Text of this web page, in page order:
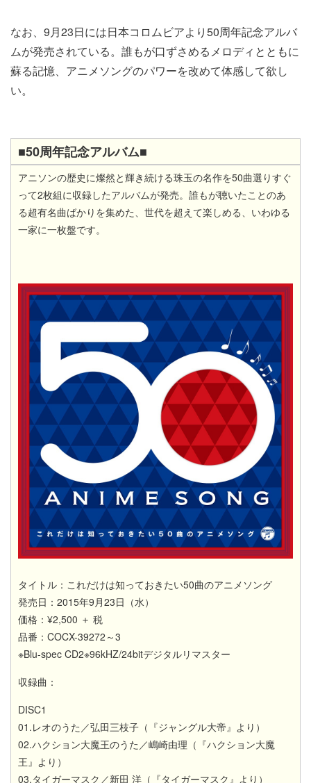
なお、​9月23日には日本コロムビアより​50周年記念アルバ
ムが発売されている。​誰もが口ずさめるメロディとともに
蘇る記憶、アニメソングのパワーを改めて体感して欲し
い。
■50周年記念アルバム■
アニソンの歴史に燦然と輝き続ける珠玉の名作を50曲選りすぐ
って2枚組に収録したアルバム​が​発売。誰もが聴いたことのあ
る超有名曲ばかりを集めた、世代を超えて楽しめる、いわゆる
一家に一枚盤です。
タイトル：これだけは知っておきたい50曲のアニメソング
発売日：2015年9月23日（水）
価格：¥2,500 ＋ 税
品番：COCX-39272～3
※Blu-spec CD2※96kHZ/24bitデジタルリマスター
​収録曲：
DISC1
01.レオのうた／弘田三枝子（『ジャングル大帝』より）
02.ハクション大魔王のうた／嶋崎由理（『ハクション大魔
王』より）
03.タイガーマスク／新田 洋（『タイガーマスク』より）